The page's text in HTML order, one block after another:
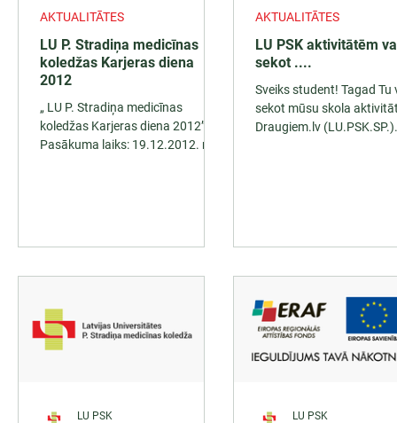
LU P. Stradiņa medicīnas
koledžas Karjeras diena
2012
„ LU P. Stradiņa medicīnas
koledžas Karjeras diena 2012”.
Pasākuma laiks: 19.12.2012. no
AKTUALITĀTES
LU PSK aktivitātēm
sekot ....
Sveiks student! Tagad Tu
sekot mūsu skola
Draugiem.lv (LU.PSK.SP.)
AKTUALITĀTES
LU PSK
LU PSK